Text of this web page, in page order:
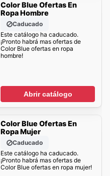
Color Blue Ofertas En
Ropa Hombre
Caducado
Este catálogo ha caducado.
¡Pronto habrá mas ofertas de
Color Blue ofertas en ropa
hombre!
Abrir catálogo
Color Blue Ofertas En
Ropa Mujer
Caducado
Este catálogo ha caducado.
¡Pronto habrá mas ofertas de
Color Blue ofertas en ropa mujer!